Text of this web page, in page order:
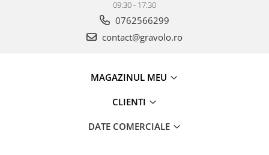
09:30 - 17:30
0762566299
contact@gravolo.ro
MAGAZINUL MEU
CLIENTI
DATE COMERCIALE